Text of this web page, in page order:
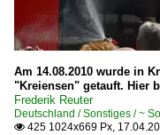
Am 14.08.2010 wurde in
"Kreiensen" getauft. Hier
Frederik Reuter
Deutschland / Sonstiges / ~
 425 1024x669 Px,